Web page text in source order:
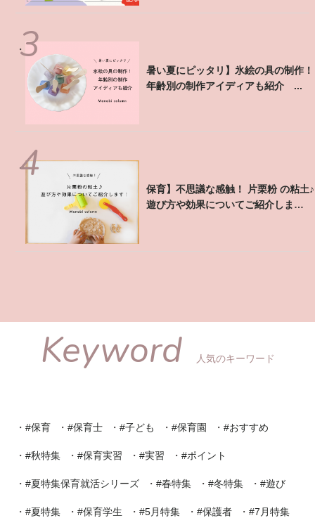
【暑い夏にピッタリ】氷絵の具の制作！
年齢別の制作アイディアも紹介 ...
【保育】不思議な感触！ 片栗粉 の粘土♪
遊び方や効果についてご紹介しま
Keyword 人気のキーワード
#保育 #保育士 #子ども #保育園 #おすすめ
#秋特集 #保育実習 #実習 #ポイント
#夏特集保育就活シリーズ #春特集 #冬特集 #遊び
#夏特集 #保育学生 #5月特集 #保護者 #7月特集